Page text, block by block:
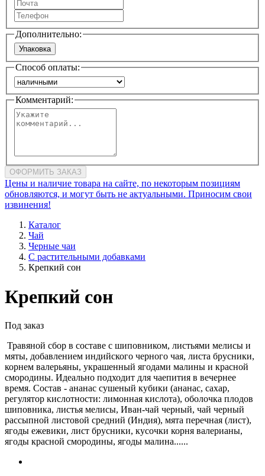
Дополнительно:
Упаковка
Способ оплаты:
Комментарий:
ОФОРМИТЬ ЗАКАЗ
Цены и наличие товара на сайте, по некоторым позициям
обновляются, и могут быть не актуальными. Приносим свои
извинения!
Каталог
Чай
Черные чаи
С растительными добавками
Крепкий сон
Крепкий сон
Под заказ
Травяной сбор в составе с шиповником, листьями мелисы и
мяты, добавлением индийского черного чая, листа брусники,
корнем валерьяны, украшенный ягодами малины и красной
смородины. Идеально подходит для чаепития в вечернее
время. Состав - ананас сушеный кубики (ананас, сахар,
регулятор кислотности: лимонная кислота), оболочка плодов
шиповника, листья мелисы, Иван-чай черный, чай черный
рассыпной листовой средний (Индия), мята перечная (лист),
ягоды ежевики, лист брусники, кусочки корня валерианы,
ягоды красной смородины, ягоды малина......